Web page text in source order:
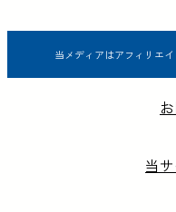
当メディアはアフィリエ
当